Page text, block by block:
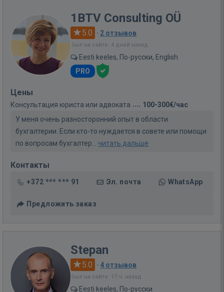
1BTV Consulting OÜ
5.0 · 2 отзывов
Был на сайте: 4 дней назад
Eesti keeles, По-русски, English
PRO
Цены
Консультация юриста или адвоката
100-300€/час
У меня очень разносторонний опыт в области
бухгалтерии. Если кто-то нуждается в совете или помощи
по вопросам бухгалтер... читать дальше
Контакты
+372 *** *** 91 Эл. почта WhatsApp
Предложить заказ
Stepan
5.0 · 4 отзывов
Был на сайте: 17 ч. назад
Eesti keeles, По-русски